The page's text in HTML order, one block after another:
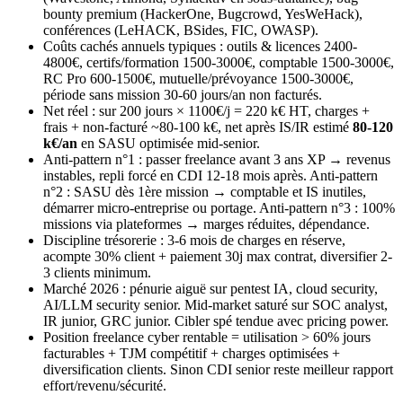
bounty premium (HackerOne, Bugcrowd, YesWeHack),
conférences (LeHACK, BSides, FIC, OWASP).
Coûts cachés annuels typiques : outils & licences 2400-
4800€, certifs/formation 1500-3000€, comptable 1500-3000€,
RC Pro 600-1500€, mutuelle/prévoyance 1500-3000€,
période sans mission 30-60 jours/an non facturés.
Net réel : sur 200 jours × 1100€/j = 220 k€ HT, charges +
frais + non-facturé ~80-100 k€, net après IS/IR estimé 80-120
k€/an en SASU optimisée mid-senior.
Anti-pattern n°1 : passer freelance avant 3 ans XP → revenus
instables, repli forcé en CDI 12-18 mois après. Anti-pattern
n°2 : SASU dès 1ère mission → comptable et IS inutiles,
démarrer micro-entreprise ou portage. Anti-pattern n°3 : 100%
missions via plateformes → marges réduites, dépendance.
Discipline trésorerie : 3-6 mois de charges en réserve,
acompte 30% client + paiement 30j max contrat, diversifier 2-
3 clients minimum.
Marché 2026 : pénurie aiguë sur pentest IA, cloud security,
AI/LLM security senior. Mid-market saturé sur SOC analyst,
IR junior, GRC junior. Cibler spé tendue avec pricing power.
Position freelance cyber rentable = utilisation > 60% jours
facturables + TJM compétitif + charges optimisées +
diversification clients. Sinon CDI senior reste meilleur rapport
effort/revenu/sécurité.